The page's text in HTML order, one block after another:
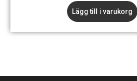
Lägg till i varukorg